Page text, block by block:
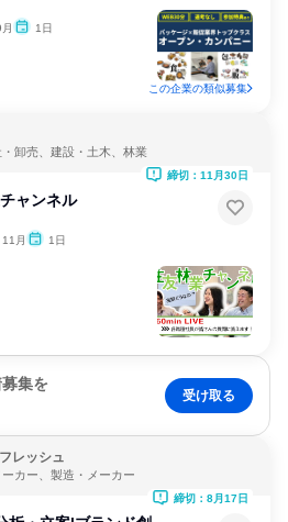
1日
この企業の類似募集
卸売、建設・土木、林業
ャンネル
月 1日
締切：11月30日
集を
受け取る
レッシュ
カー、製造・メーカー
締切：8月17日